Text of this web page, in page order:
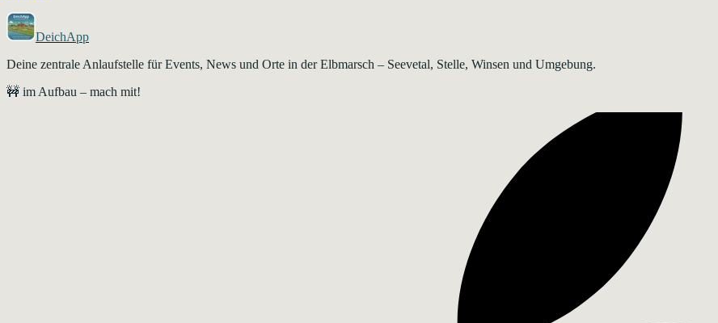
DeichApp
Deine zentrale Anlaufstelle für Events, News und Orte in der Elbmarsch – Seevetal, Stelle, Winsen und Umgebung.
🚧 im Aufbau – mach mit!